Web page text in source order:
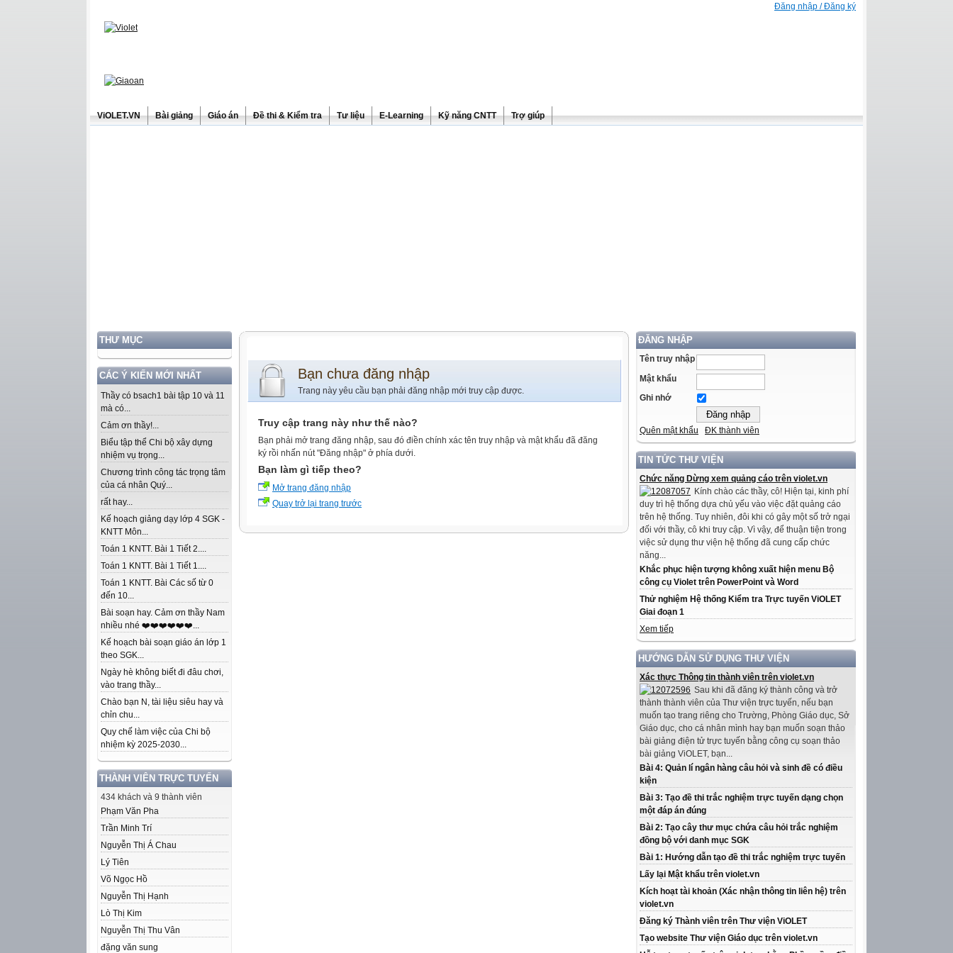
Đăng nhập / Đăng ký
ViOLET.VN Bài giảng Giáo án Đề thi & Kiểm tra Tư liệu E-Learning Kỹ năng CNTT Trợ giúp
THƯ MỤC
CÁC Ý KIẾN MỚI NHẤT
Thầy có bsach1 bài tập 10 và 11
mà có...
Cảm ơn thầy!...
Biểu tập thể Chi bộ xây dựng
nhiệm vụ trọng...
Chương trình công tác trọng tâm
của cá nhân Quý...
rất hay...
Kế hoạch giảng dạy lớp 4 SGK -
KNTT Môn...
Toán 1 KNTT. Bài 1 Tiết 2....
Toán 1 KNTT. Bài 1 Tiết 1....
Toán 1 KNTT. Bài Các số từ 0
đến 10...
Bài soạn hay. Cảm ơn thầy Nam
nhiều nhé ❤️❤️❤️❤️❤️❤️...
Kế hoạch bài soạn giáo án lớp 1
theo SGK...
Ngày hè không biết đi đâu chơi,
vào trang thầy...
Chào bạn N, tài liệu siêu hay và
chỉn chu...
Quy chế làm việc của Chi bộ
nhiệm kỳ 2025-2030...
THÀNH VIÊN TRỰC TUYẾN
434 khách và 9 thành viên
Phạm Văn Pha
Trần Minh Trí
Nguyễn Thị Á Chau
Lý Tiên
Võ Ngọc Hồ
Nguyễn Thị Hạnh
Lò Thị Kim
Nguyễn Thị Thu Vân
đặng văn sung
ĐĂNG NHẬP
Tên truy nhập
Mật khẩu
Ghi nhớ
Quên mật khẩu ĐK thành viên
TIN TỨC THƯ VIỆN
Chức năng Dừng xem quảng cáo trên violet.vn
Kính chào các thầy, cô! Hiện tại, kinh phí
duy trì hệ thống dựa chủ yếu vào việc đặt quảng cáo
trên hệ thống. Tuy nhiên, đôi khi có gây một số trở ngại
đối với thầy, cô khi truy cập. Vì vậy, để thuận tiện trong
việc sử dụng thư viện hệ thống đã cung cấp chức
năng...
Khắc phục hiện tượng không xuất hiện menu Bộ
công cụ Violet trên PowerPoint và Word
Thử nghiệm Hệ thống Kiểm tra Trực tuyến ViOLET
Giai đoạn 1
Xem tiếp
HƯỚNG DẪN SỬ DỤNG THƯ VIỆN
Xác thực Thông tin thành viên trên violet.vn
Sau khi đã đăng ký thành công và trở
thành thành viên của Thư viện trực tuyến, nếu bạn
muốn tạo trang riêng cho Trường, Phòng Giáo dục, Sở
Giáo dục, cho cá nhân mình hay bạn muốn soạn thảo
bài giảng điện tử trực tuyến bằng công cụ soạn thảo
bài giảng ViOLET, bạn...
Bài 4: Quản lí ngân hàng câu hỏi và sinh đề có điều
kiện
Bài 3: Tạo đề thi trắc nghiệm trực tuyến dạng chọn
một đáp án đúng
Bài 2: Tạo cây thư mục chứa câu hỏi trắc nghiệm
đồng bộ với danh mục SGK
Bài 1: Hướng dẫn tạo đề thi trắc nghiệm trực tuyến
Lấy lại Mật khẩu trên violet.vn
Kích hoạt tài khoản (Xác nhận thông tin liên hệ) trên
violet.vn
Đăng ký Thành viên trên Thư viện ViOLET
Tạo website Thư viện Giáo dục trên violet.vn
Bạn chưa đăng nhập
Trang này yêu cầu bạn phải đăng nhập mới truy cập được.
Truy cập trang này như thế nào?
Bạn phải mở trang đăng nhập, sau đó điền chính xác tên truy nhập và mật khẩu đã đăng
ký rồi nhấn nút "Đăng nhập" ở phía dưới.
Bạn làm gì tiếp theo?
Mở trang đăng nhập
Quay trở lại trang trước